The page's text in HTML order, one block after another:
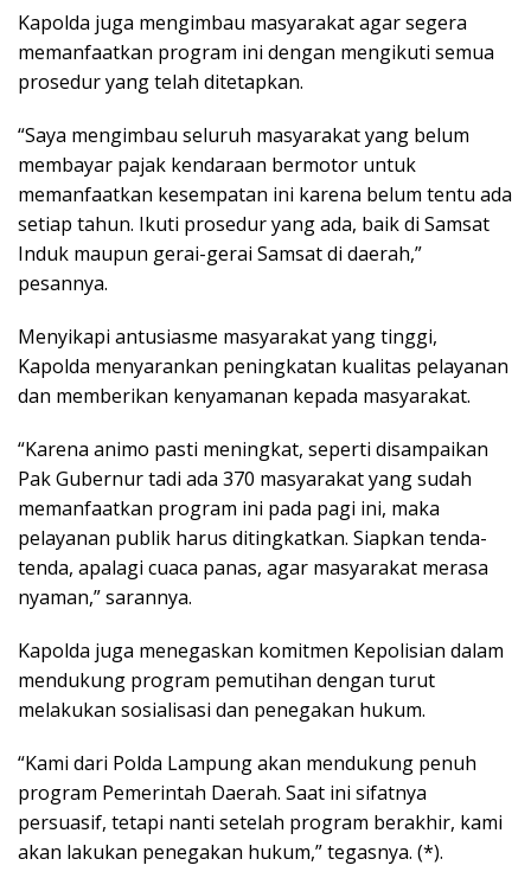
Kapolda juga mengimbau masyarakat agar segera
memanfaatkan program ini dengan mengikuti semua
prosedur yang telah ditetapkan.
“Saya mengimbau seluruh masyarakat yang belum
membayar pajak kendaraan bermotor untuk
memanfaatkan kesempatan ini karena belum tentu ada
setiap tahun. Ikuti prosedur yang ada, baik di Samsat
Induk maupun gerai-gerai Samsat di daerah,”
pesannya.
Menyikapi antusiasme masyarakat yang tinggi,
Kapolda menyarankan peningkatan kualitas pelayanan
dan memberikan kenyamanan kepada masyarakat.
“Karena animo pasti meningkat, seperti disampaikan
Pak Gubernur tadi ada 370 masyarakat yang sudah
memanfaatkan program ini pada pagi ini, maka
pelayanan publik harus ditingkatkan. Siapkan tenda-
tenda, apalagi cuaca panas, agar masyarakat merasa
nyaman,” sarannya.
Kapolda juga menegaskan komitmen Kepolisian dalam
mendukung program pemutihan dengan turut
melakukan sosialisasi dan penegakan hukum.
“Kami dari Polda Lampung akan mendukung penuh
program Pemerintah Daerah. Saat ini sifatnya
persuasif, tetapi nanti setelah program berakhir, kami
akan lakukan penegakan hukum,” tegasnya. (*).